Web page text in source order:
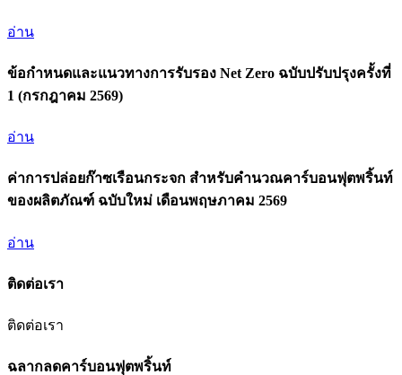
อ่าน
ข้อกำหนดและแนวทางการรับรอง Net Zero ฉบับปรับปรุงครั้งที่
1 (กรกฎาคม 2569)
อ่าน
ค่าการปล่อยก๊าซเรือนกระจก สำหรับคำนวณคาร์บอนฟุตพริ้นท์
ของผลิตภัณฑ์ ฉบับใหม่ เดือนพฤษภาคม 2569
อ่าน
ติดต่อเรา
ติดต่อเรา
ฉลากลดคาร์บอนฟุตพริ้นท์